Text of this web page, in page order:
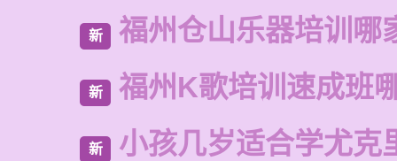
新 福州仓山乐器培训哪
新 福州K歌培训速成班
新 小孩几岁适合学尤克